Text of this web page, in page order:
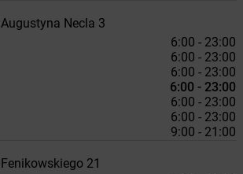
Augustyna Necla 3
6:00 - 23:00
6:00 - 23:00
6:00 - 23:00
6:00 - 23:00
6:00 - 23:00
6:00 - 23:00
9:00 - 21:00
Fenikowskiego 21